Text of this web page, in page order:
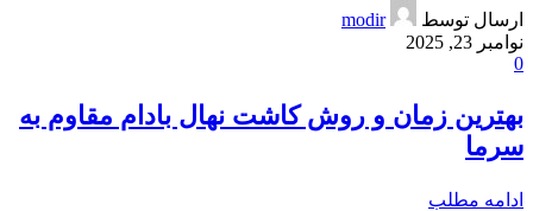
ارسال توسط
modir
نوامبر 23, 2025
0
بهترین زمان و روش کاشت نهال بادام مقاوم به
سرما
ادامه مطلب